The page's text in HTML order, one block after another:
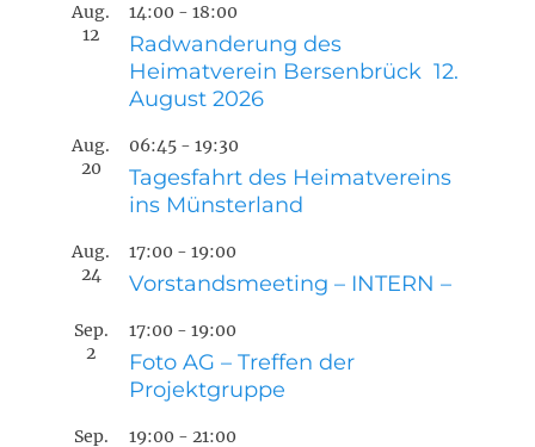
Aug.
12
14:00 - 18:00
Radwanderung des
Heimatverein Bersenbrück 12.
August 2026
Aug.
20
06:45 - 19:30
Tagesfahrt des Heimatvereins
ins Münsterland
Aug.
24
17:00 - 19:00
Vorstandsmeeting – INTERN –
Sep.
2
17:00 - 19:00
Foto AG – Treffen der
Projektgruppe
Sep.
19:00 - 21:00